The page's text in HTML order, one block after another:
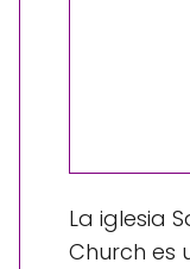
La iglesia
Church es